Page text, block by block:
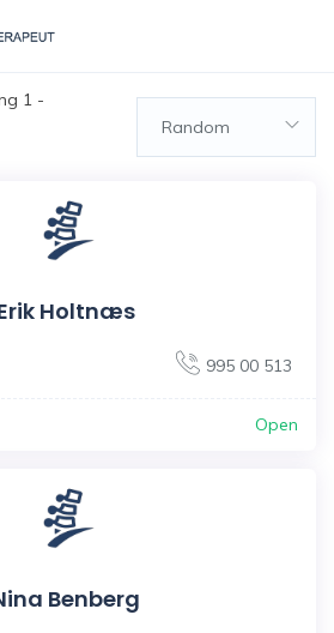
1 -
Random
Holtnæs
995 00 513
Open
Benberg